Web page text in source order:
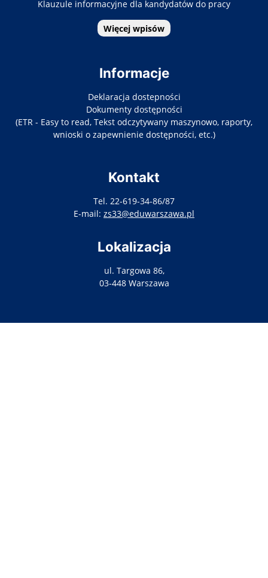
Klauzule informacyjne dla kandydatów do pracy
Więcej wpisów
Informacje
Deklaracja dostepności
Dokumenty dostępności
(ETR - Easy to read, Tekst odczytywany maszynowo, raporty,
wnioski o zapewnienie dostępności, etc.)
Kontakt
Tel. 22-619-34-86/87
E-mail: zs33@eduwarszawa.pl
Lokalizacja
ul. Targowa 86,
03-448 Warszawa